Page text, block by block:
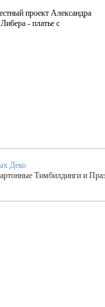
проект Александра
- платье с
Деко
Тимбилдинги и